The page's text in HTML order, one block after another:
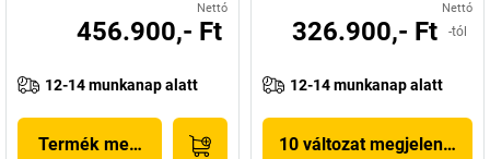
Nettó
456.900,- Ft
12-14 munkanap alatt
Termék megjelenítése
Nettó
326.900,- Ft -tól
12-14 munkanap alatt
10 változat megjelenítése